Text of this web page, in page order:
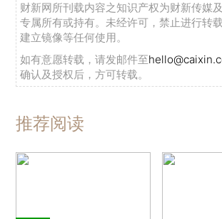
财新网所刊载内容之知识产权为财新传媒
专属所有或持有。未经许可，禁止进行转
建立镜像等任何使用。
如有意愿转载，请发邮件至
确认及授权后，方可转载。
推荐阅读